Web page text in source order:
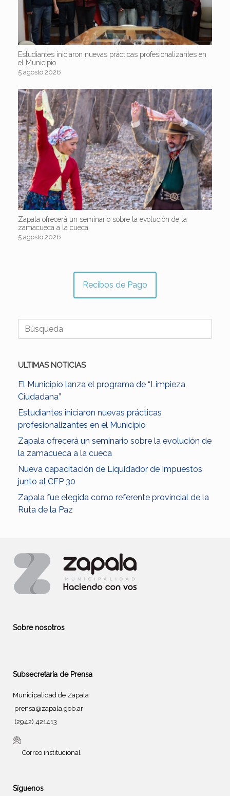
Estudiantes iniciaron nuevas prácticas profesionalizantes en
el Municipio
5 agosto 2026
Zapala ofrecerá un seminario sobre la evolución de la
zamacueca a la cueca
5 agosto 2026
Recibos de Pago
Buscar:
ULTIMAS NOTICIAS
El Municipio lanza el programa de “Limpieza
Ciudadana”
Estudiantes iniciaron nuevas prácticas
profesionalizantes en el Municipio
Zapala ofrecerá un seminario sobre la evolución de
la zamacueca a la cueca
Nueva capacitación de Liquidador de Impuestos
junto al CFP 30
Zapala fue elegida como referente provincial de la
Ruta de la Paz
Sobre nosotros
Subsecretaría de Prensa
Municipalidad de Zapala
prensa@zapala.gob.ar
(2942) 421413
Correo institucional
Síguenos